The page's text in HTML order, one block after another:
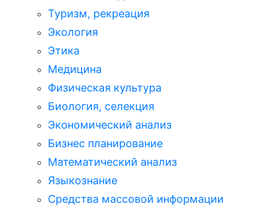
Туризм, рекреация
Экология
Этика
Медицина
Физическая культура
Биология, селекция
Экономический анализ
Бизнес планирование
Математический анализ
Языкознание
Средства массовой информации